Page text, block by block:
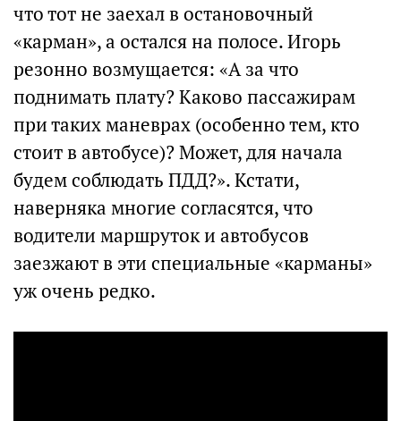
что тот не заехал в остановочный
«карман», а остался на полосе. Игорь
резонно возмущается: «А за что
поднимать плату? Каково пассажирам
при таких маневрах (особенно тем, кто
стоит в автобусе)? Может, для начала
будем соблюдать ПДД?». Кстати,
наверняка многие согласятся, что
водители маршруток и автобусов
заезжают в эти специальные «карманы»
уж очень редко.